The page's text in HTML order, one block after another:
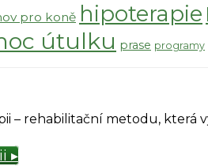
pro koně hipoterapie
útulku prase programy
– rehabilitační metodu, která
▸